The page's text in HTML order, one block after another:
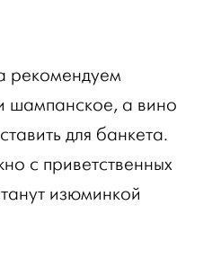
рекомендуем
шампанское, а вино
для банкета.
с приветственных
изюминкой